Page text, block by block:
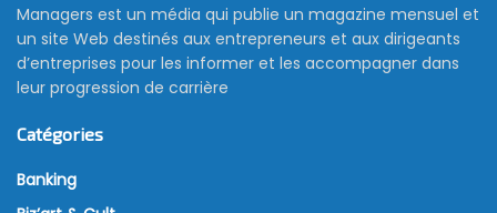
Managers est un média qui publie un magazine mensuel et
un site Web destinés aux entrepreneurs et aux dirigeants
d’entreprises pour les informer et les accompagner dans
leur progression de carrière
Catégories
Banking